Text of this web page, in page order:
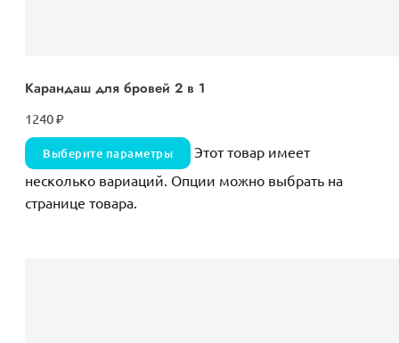
Карандаш для бровей 2 в 1
1240₽
Выберите параметры
Этот товар имеет
несколько вариаций. Опции можно выбрать на
странице товара.